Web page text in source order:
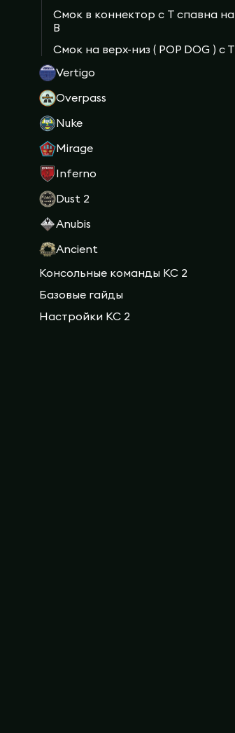
Смок в коннектор с T спавна на
B
Смок на верх-низ ( POP DOG ) с Т
Vertigo
Overpass
Nuke
Mirage
Inferno
Dust 2
Anubis
Ancient
Консольные команды КС 2
Базовые гайды
Настройки КС 2